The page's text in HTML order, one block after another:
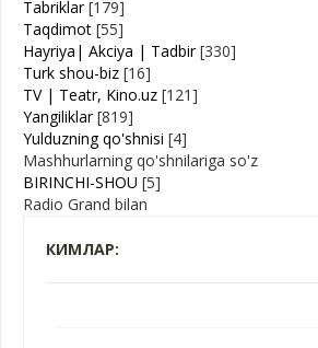
Tabriklar [179]
Taqdimot [55]
Hayriya| Akciya | Tadbir [330]
Turk shou-biz [16]
TV | Teatr, Kino.uz [121]
Yangiliklar [819]
Yulduzning qo'shnisi [4]
Mashhurlarning qo'shnilariga so'z
BIRINCHI-SHOU [5]
Radio Grand bilan
КИМЛАР: